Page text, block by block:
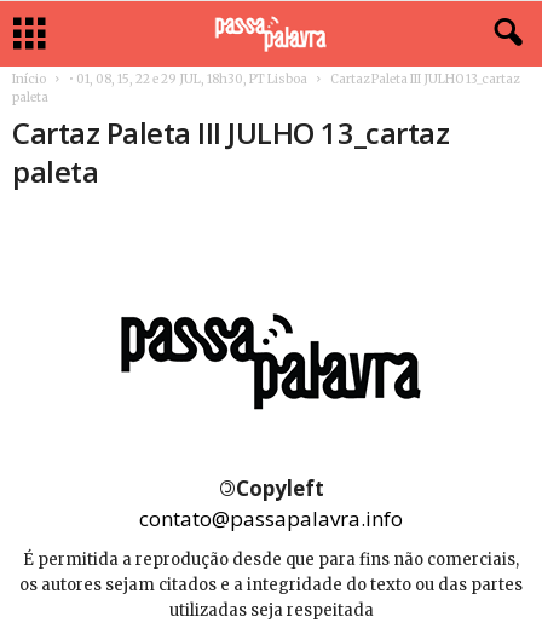
Início • 01, 08, 15, 22 e 29 JUL, 18h30, PT Lisboa
Cartaz Paleta III JULHO 13_cartaz
paleta
Cartaz Paleta III JULHO 13_cartaz
paleta
©Copyleft
contato@passapalavra.info
É permitida a reprodução desde que para fins não comerciais,
os autores sejam citados e a integridade do texto ou das partes
utilizadas seja respeitada